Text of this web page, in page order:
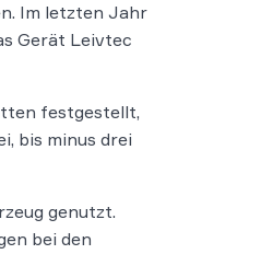
Im letzten Jahr
Gerät Leivtec
festgestellt,
bis minus drei
genutzt.
bei den